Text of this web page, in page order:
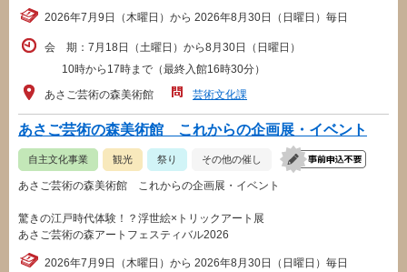
2026年7月9日（木曜日）から 2026年8月30日（日曜日）毎日
会 期：7月18日（土曜日）から8月30日（日曜日）
10時から17時まで（最終入館16時30分）
あさご芸術の森美術館
芸術文化課
あさご芸術の森美術館 これからの企画展・イベント
自主文化事業 観光 祭り その他の催し
あさご芸術の森美術館 これからの企画展・イベント
驚きの江戸時代体験！？浮世絵×トリックアート展
あさご芸術の森アートフェスティバル2026
2026年7月9日（木曜日）から 2026年8月30日（日曜日）毎日